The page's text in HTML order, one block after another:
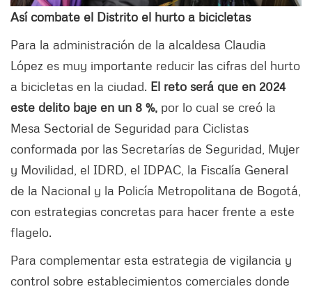
Así combate el Distrito el hurto a bicicletas
Para la administración de la alcaldesa Claudia
López es muy importante reducir las cifras del hurto
a bicicletas en la ciudad. El reto será que en 2024
este delito baje en un 8 %, por lo cual se creó la
Mesa Sectorial de Seguridad para Ciclistas
conformada por las Secretarías de Seguridad, Mujer
y Movilidad, el IDRD, el IDPAC, la Fiscalía General
de la Nacional y la Policía Metropolitana de Bogotá,
con estrategias concretas para hacer frente a este
flagelo.
Para complementar esta estrategia de vigilancia y
control sobre establecimientos comerciales donde